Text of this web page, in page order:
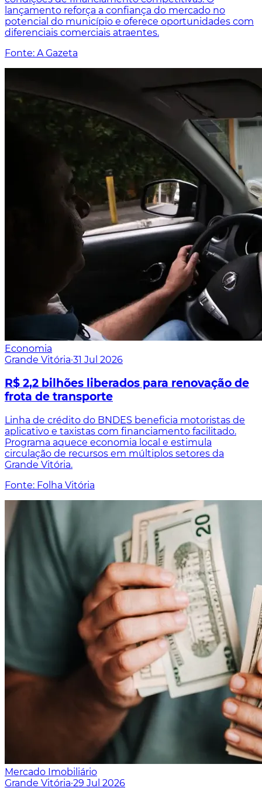
lançamento reforça a confiança do mercado no
potencial do município e oferece oportunidades com
diferenciais comerciais atraentes.
Fonte: A Gazeta
Economia
Grande Vitória·31 Jul 2026
R$ 2,2 bilhões liberados para renovação de
frota de transporte
Linha de crédito do BNDES beneficia motoristas de
aplicativo e taxistas com financiamento facilitado.
Programa aquece economia local e estimula
circulação de recursos em múltiplos setores da
Grande Vitória.
Fonte: Folha Vitória
Mercado Imobiliário
Grande Vitória·29 Jul 2026